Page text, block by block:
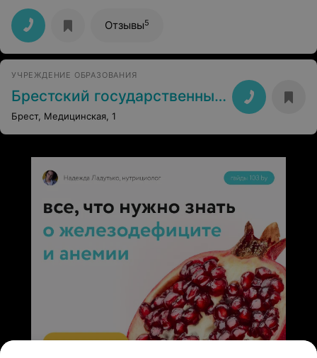
Отзывы5
УЧРЕЖДЕНИЕ ОБРАЗОВАНИЯ
Брестский государственный медицинский колледж
Брест, Медицинская, 1